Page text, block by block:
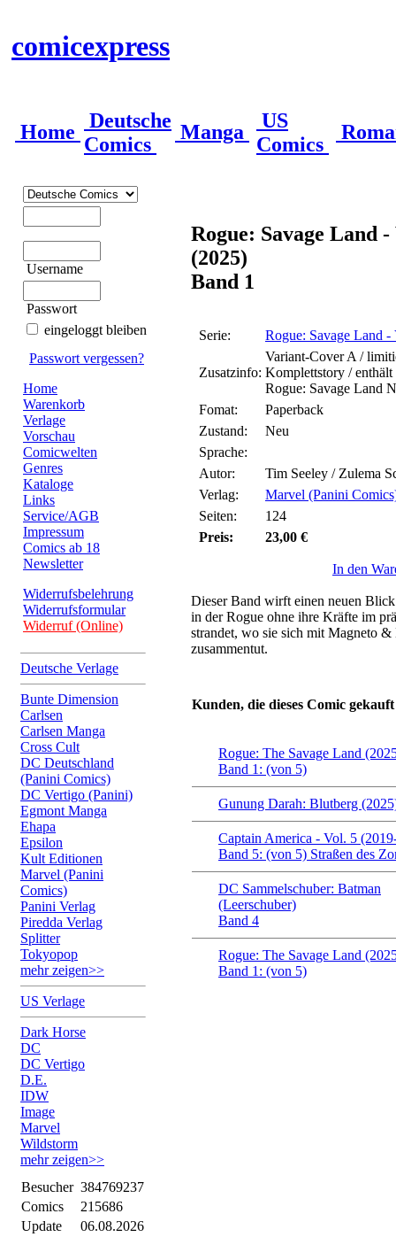
comicexpress
Home
Deutsche
Comics
Manga
US
Comics
Username
Passwort
eingeloggt bleiben
Passwort vergessen?
Home
Warenkorb
Verlage
Vorschau
Comicwelten
Genres
Kataloge
Links
Service/AGB
Impressum
Comics ab 18
Newsletter
Widerrufsbelehrung
Widerrufsformular
Widerruf (Online)
Deutsche Verlage
Bunte Dimension
Carlsen
Carlsen Manga
Cross Cult
DC Deutschland
(Panini Comics)
DC Vertigo (Panini)
Egmont Manga
Ehapa
Epsilon
Kult Editionen
Marvel (Panini
Comics)
Panini Verlag
Piredda Verlag
Splitter
Tokyopop
mehr zeigen>>
US Verlage
Dark Horse
DC
DC Vertigo
D.E.
IDW
Image
Marvel
Wildstorm
mehr zeigen>>
Besucher 384769237
Comics
215686
Update
06.08.2026
Rogue: Savage Land
(2025)
Band 1
Serie: Rogue: Savage Land
Zusatzinfo:
Variant-Cover A /
Komplettstory /
Rogue: Savage Land
Fomat:
Paperback
Zustand:
Neu
Sprache:
Autor:
Tim Seeley / Zulema
Verlag:
Marvel (Panini
Seiten:
124
Preis:
23,00 €
In den
Dieser Band wirft einen neuen
in der Rogue ohne ihre Kräfte im
strandet, wo sie sich mit Magneto &
zusammentut.
Kunden, die dieses Comic
Rogue: The Savage Land
Band 1: (von 5)
Gunung Darah: Blutberg
Captain America - Vol. 5
Band 5: (von 5) Straßen des
DC Sammelschuber: Batman
(Leerschuber)
Band 4
Rogue: The Savage Land
Band 1: (von 5)